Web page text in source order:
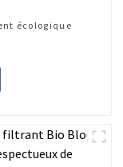
écologique